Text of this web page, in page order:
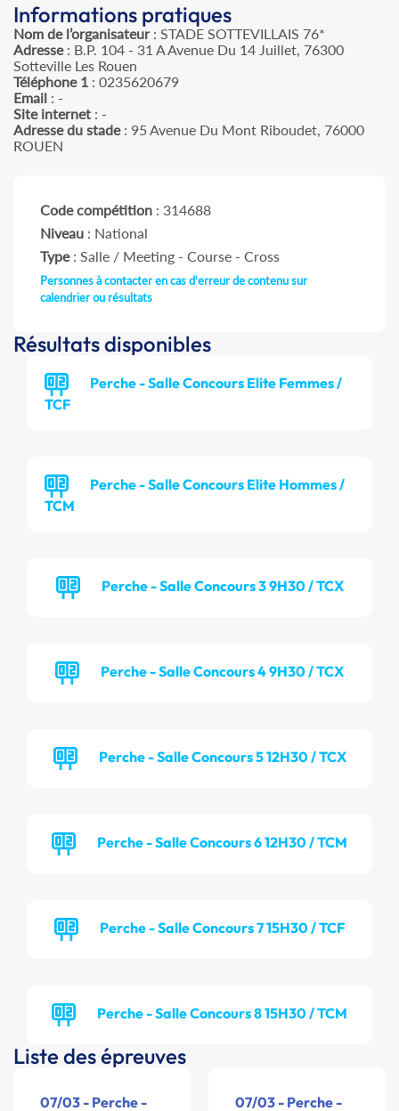
Informations pratiques
Nom de l’organisateur: STADE SOTTEVILLAIS 76*
Adresse: B.P. 104 - 31 A Avenue Du 14 Juillet, 76300
Sotteville Les Rouen
Téléphone 1 : 0235620679
Email : -
Site internet : -
Adresse du stade: 95 Avenue Du Mont Riboudet, 76000
ROUEN
Code compétition : 314688
Niveau : National
Type: Salle / Meeting - Course - Cross
Personnes à contacter en cas d'erreur de contenu sur
calendrier ou résultats
Résultats disponibles
Perche - Salle Concours Elite Femmes /
TCF
Perche - Salle Concours Elite Hommes /
TCM
Perche - Salle Concours 3 9H30 / TCX
Perche - Salle Concours 4 9H30 / TCX
Perche - Salle Concours 5 12H30 / TCX
Perche - Salle Concours 6 12H30 / TCM
Perche - Salle Concours 7 15H30 / TCF
Perche - Salle Concours 8 15H30 / TCM
Liste des épreuves
07/03 - Perche -
07/03 - Perche -